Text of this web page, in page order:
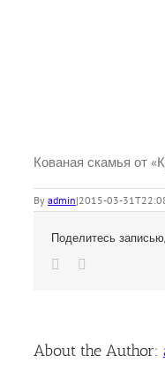
Кованая скамья от
By admin|2015-03-
Поделитесь
About the Author: